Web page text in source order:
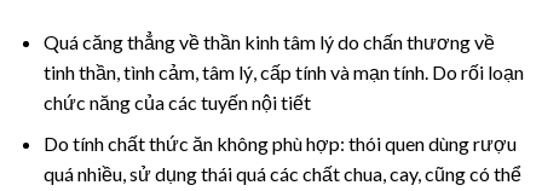
Quá căng thẳng về thần kinh tâm lý do chấn thương về
tinh thần, tình cảm, tâm lý, cấp tính và mạn tính. Do rối loạn
chức năng của các tuyến nội tiết
Do tính chất thức ăn không phù hợp: thói quen dùng rượu
quá nhiều, sử dụng thái quá các chất chua, cay, cũng có thể